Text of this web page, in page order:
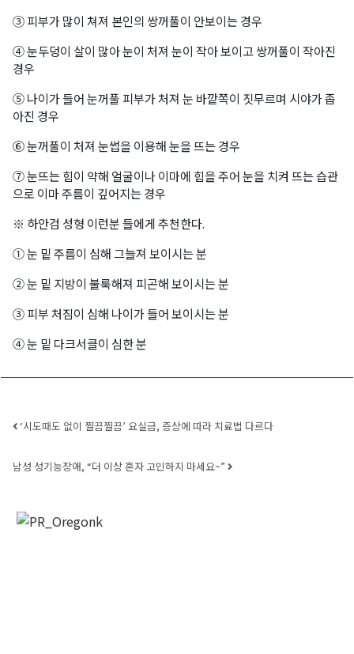
③ 피부가 많이 쳐져 본인의 쌍꺼풀이 안보이는 경우
④ 눈두덩이 살이 많아 눈이 처져 눈이 작아 보이고 쌍꺼풀이 작아진
경우
⑤ 나이가 들어 눈꺼풀 피부가 처져 눈 바깥쪽이 짓무르며 시야가 좁
아진 경우
⑥ 눈꺼풀이 처져 눈썹을 이용해 눈을 뜨는 경우
⑦ 눈뜨는 힘이 약해 얼굴이나 이마에 힘을 주어 눈을 치켜 뜨는 습관
으로 이마 주름이 깊어지는 경우
※ 하안검 성형 이런분 들에게 추천한다.
① 눈 밑 주름이 심해 그늘져 보이시는 분
② 눈 밑 지방이 불룩해져 피곤해 보이시는 분
③ 피부 처짐이 심해 나이가 들어 보이시는 분
④ 눈 밑 다크서클이 심한 분
Post navigation
‘시도때도 없이 찔끔찔끔’ 요실금, 증상에 따라 치료법 다르다
남성 성기능장애, “더 이상 혼자 고민하지 마세요~”